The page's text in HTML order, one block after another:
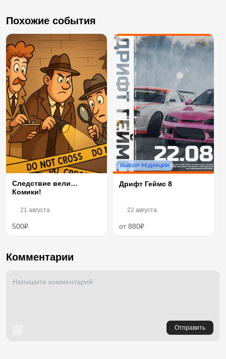
Похожие события
Следствие вели…
Комики!
21 августа
500₽
ВЫБОР РЕДАКЦИИ
Дрифт Геймс 8
22 августа
от 880₽
Комментарии
Отправить